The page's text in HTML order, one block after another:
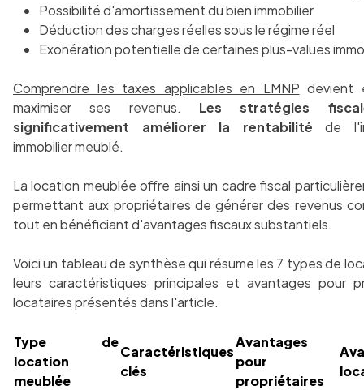
Possibilité d'amortissement du bien immobilier
Déduction des charges réelles sous le régime réel
Exonération potentielle de certaines plus-values
Comprendre les taxes applicables en LMNP devient
maximiser ses revenus. Les stratégies
significativement améliorer la rentabilité de
immobilier meublé.
La location meublée offre ainsi un cadre fiscal
permettant aux propriétaires de générer des revenus
tout en bénéficiant d'avantages fiscaux substantiels.
Voici un tableau de synthèse qui résume les 7 types de
leurs caractéristiques principales et avantages pour
locataires présentés dans l'article.
Type de
location
meublée
Caractéristiques
clés
Avantages
pour
propriétaires